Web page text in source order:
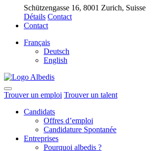
Schützengasse 16, 8001 Zurich, Suisse
Détails Contact
Contact
Français
Deutsch
English
Trouver un emploi Trouver un talent
Candidats
Offres d’emploi
Candidature Spontanée
Entreprises
Pourquoi albedis ?